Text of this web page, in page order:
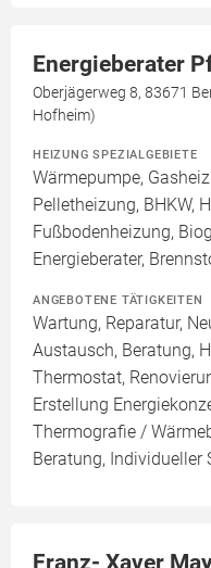
Energieberater
Oberjägerweg 8, 83671
Hofheim)
HEIZUNG SPEZIALGEBIETE
Wärmepumpe,
Pelletheizung, BHKW,
Fußbodenheizung,
Energieberater,
ANGEBOTENE TÄTIGKEITEN
Wartung, Reparatur,
Austausch, Beratung,
Thermostat,
Erstellung
Thermografie /
Beratung, Individueller
Franz- Xaver